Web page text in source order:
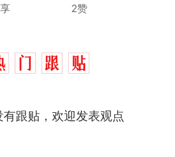
2赞
有跟贴，欢迎发表观点
老师一句“跟我回家”改写了